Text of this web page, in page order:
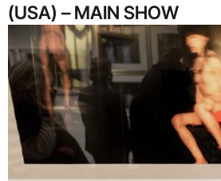
(USA) – MAIN SHOW